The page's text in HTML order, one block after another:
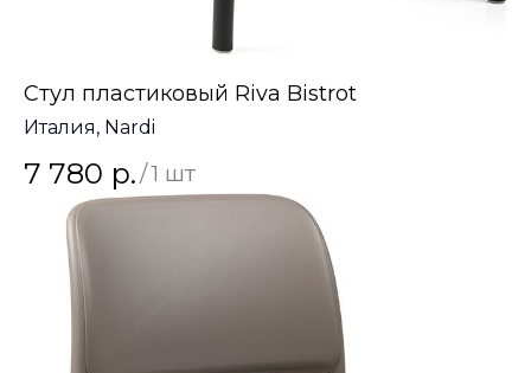
Стул пластиковый Riva Bistrot
Италия, Nardi
7 780 р./1 шт